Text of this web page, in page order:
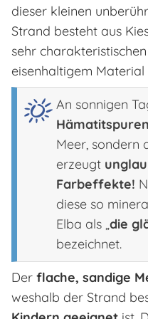
dieser kleinen
Strand besteht aus
sehr
eisenhaltigem Material
An sonnigen
Meer, sondern
erzeugt
Farbeffekte!
diese so
Elba als „die
bezeichnet.
Der flache, sandige
weshalb der Strand